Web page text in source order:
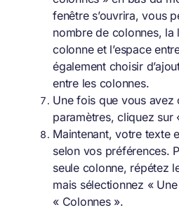
fenêtre s’ouvrira, vous
nombre de colonnes, la
colonne et l’espace
également choisir
entre les colonnes.
Une fois que vous avez
paramètres, cliquez sur
Maintenant, votre texte
selon vos préférences.
seule colonne, répétez
mais sélectionnez «
« Colonnes ».